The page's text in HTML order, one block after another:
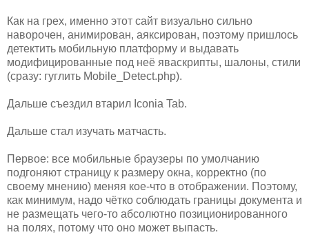
Как на грех, именно этот сайт визуально сильно
наворочен, анимирован, аяксирован, поэтому пришлось
детектить мобильную платформу и выдавать
модифицированные под неё яваскрипты, шалоны, стили
(сразу: гуглить Mobile_Detect.php).
Дальше съездил втарил Iconia Tab.
Дальше стал изучать матчасть.
Первое: все мобильные браузеры по умолчанию
подгоняют страницу к размеру окна, корректно (по
своему мнению) меняя кое-что в отображении. Поэтому,
как минимум, надо чётко соблюдать границы документа и
не размещать чего-то абсолютно позиционированного
на полях, потому что оно может выпасть.